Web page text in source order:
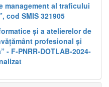
management al traficului
cod SMIS 321905
și a atelierelor de
profesional și
F-PNRR-DOTLAB-2024-